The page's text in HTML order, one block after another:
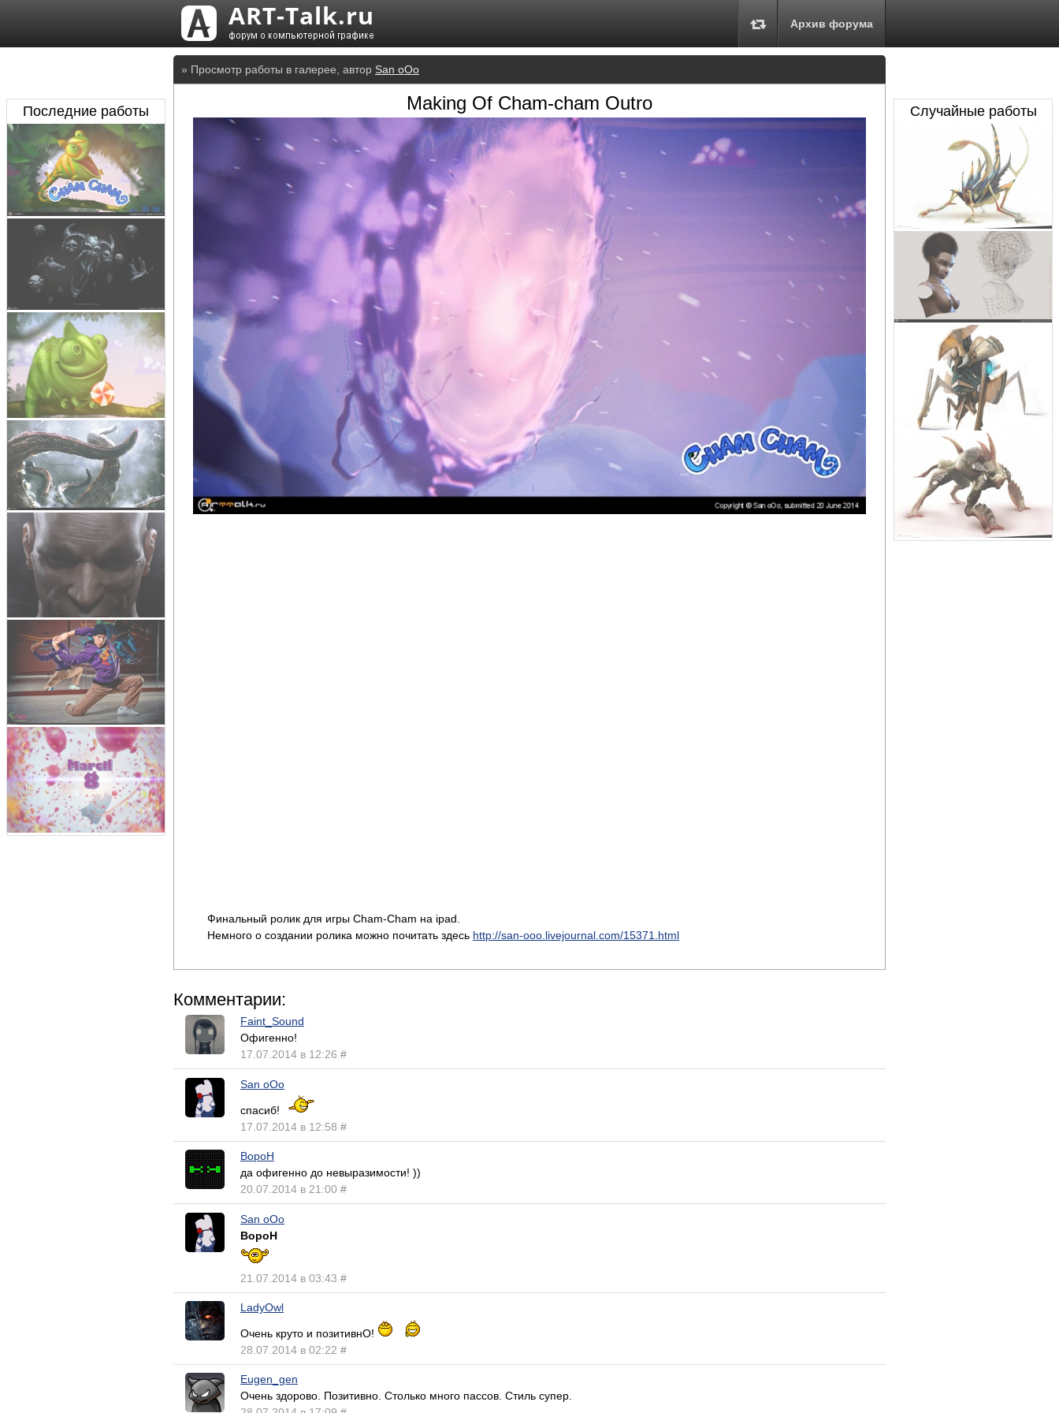
Архив форума
» Просмотр работы в галерее, автор San oOo
Making Of Cham-cham Outro
Финальный ролик для игры Cham-Cham на ipad.
Немного о создании ролика можно почитать здесь http://san-ooo.livejournal.com/15371.html
Комментарии:
Faint_Sound
Офигенно!
17.07.2014 в 12:26 #
San oOo
спасиб!
17.07.2014 в 12:58 #
BopoH
да офигенно до невыразимости! ))
20.07.2014 в 21:00 #
San oOo
BopoH
21.07.2014 в 03:43 #
LadyOwl
Очень круто и позитивнО!
28.07.2014 в 02:22 #
Eugen_gen
Очень здорово. Позитивно. Столько много пассов. Стиль супер.
Последние работы Случайные работы